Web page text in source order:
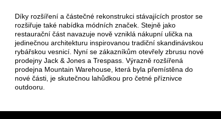
Díky rozšíření a částečné rekonstrukci stávajících prostor se
rozšiřuje také nabídka módních značek. Stejně jako
restaurační část navazuje nově vzniklá nákupní ulička na
jedinečnou architekturu inspirovanou tradiční skandinávskou
rybářskou vesnicí. Nyní se zákazníkům otevřely zbrusu nové
prodejny Jack & Jones a Trespass. Výrazně rozšířená
prodejna Mountain Warehouse, která byla přemístěna do
nové části, je skutečnou lahůdkou pro četné příznivce
outdooru.